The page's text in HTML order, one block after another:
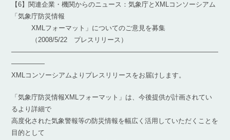
【6】関連企業・機関からのニュース：気象庁とXMLコンソーシアム
「気象庁防災情報
XMLフォーマット」についてのご意見を募集
（2008/5/22 プレスリリース）
―――――――――――――――――――――――――――――――
―――――
XMLコンソーシアムよりプレスリリースをお届けします。
「気象庁防災情報XMLフォーマット」は、今後提供が計画されてい
るより詳細で
高度化された気象警報等の防災情報を幅広く活用していただくことを
目的として